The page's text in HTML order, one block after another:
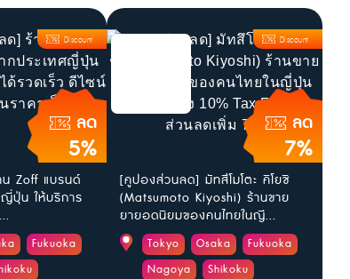
ลด
5%
Discount
Zoff แบรนด์
ญี่ปุ่น ให้บริการ
Fukuoka
ลด
7%
Discount
[คูปองส่วนลด] มัทสึโมโตะ คิโยชิ
(Matsumoto Kiyoshi) ร้านขาย
ยายอดนิยมของคนไทยในญี...
Tokyo Osaka
Fukuoka
Nagoya
Shikoku